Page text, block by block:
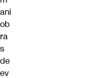
ani
ob
ra
s
de
ev